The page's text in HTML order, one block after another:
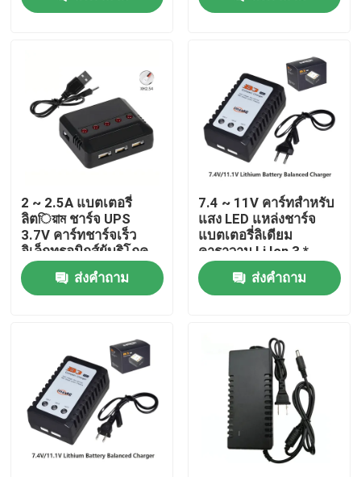
บ้าน
วิดีโอ
เกี่ยวกับเรา
ทัวร์โรงงาน
ควบคุมคุณภาพ
ขอใบเสนอราคา
เซลล์แบตเตอรี่ลิเธียมไอออน
2 ~ 2.5A แบตเตอรี่
ลิตিয়াম ชาร์จ UPS
3.7V คาร์ทชาร์จเร็ว
อิเล็กทรอนิกส์ผู้บริโภค
ส่งคำถาม
7.4 ~ 11V คาร์ทสําหรับ
แสง LED แหล่งชาร์จ
แบตเตอรี่ลิเดียม
คาราวาน Li Ion 3 *
800mAh ความเร็วสูง
ส่งคำถาม